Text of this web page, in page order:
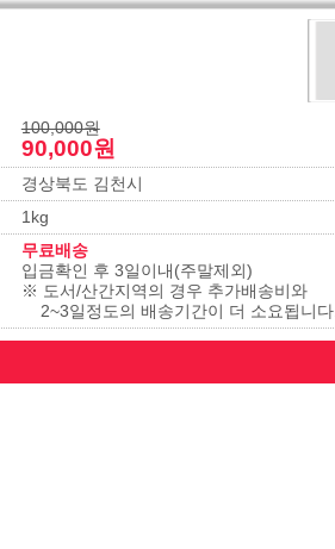
100,000원
90,000원
경상북도 김천시
1kg
무료배송
입금확인 후 3일이내(주말제외)
※ 도서/산간지역의 경우 추가배송비와
2~3일정도의 배송기간이 더 소요됩니다.